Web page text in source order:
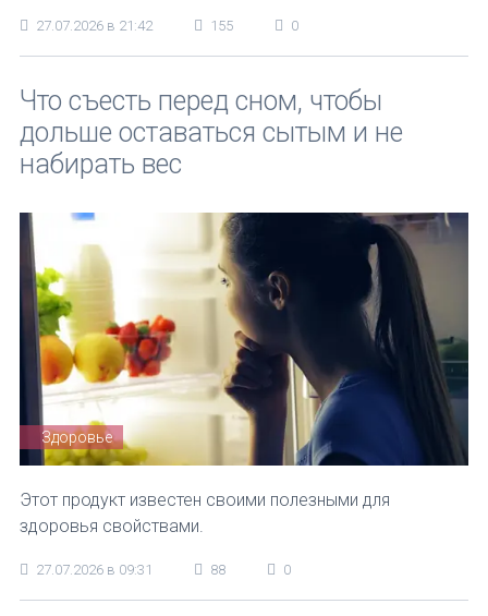
27.07.2026 в 21:42 155 0
Что съесть перед сном, чтобы
дольше оставаться сытым и не
набирать вес
Здоровье
Этот продукт известен своими полезными для
здоровья свойствами.
27.07.2026 в 09:31 88 0